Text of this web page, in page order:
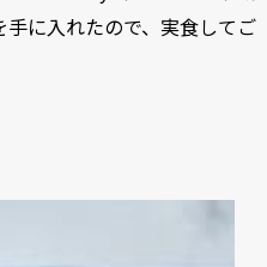
に入れたので、実食してご